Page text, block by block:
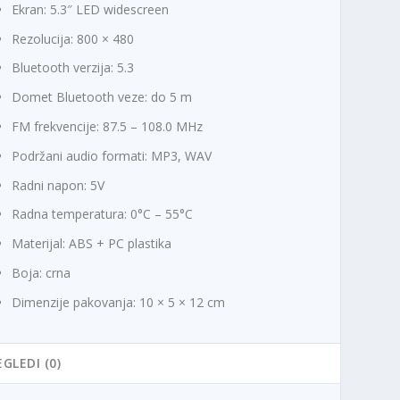
Ekran: 5.3″ LED widescreen
Rezolucija: 800 × 480
Bluetooth verzija: 5.3
Domet Bluetooth veze: do 5 m
FM frekvencije: 87.5 – 108.0 MHz
Podržani audio formati: MP3, WAV
Radni napon: 5V
Radna temperatura: 0°C – 55°C
Materijal: ABS + PC plastika
Boja: crna
Dimenzije pakovanja: 10 × 5 × 12 cm
(0)